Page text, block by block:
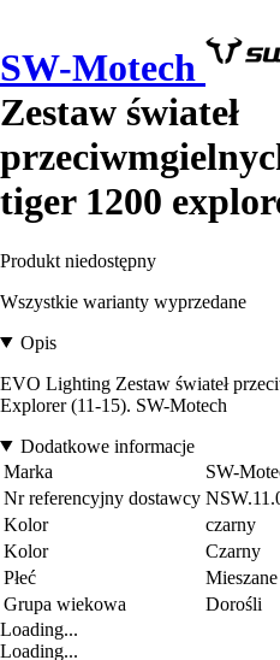
SW-Motech
Zestaw świateł
tiger 1200
Produkt niedostępny
Wszystkie warianty wyprzedane
Opis
EVO Lighting Zestaw świateł
Explorer (11-15). SW-Motech
Dodatkowe informacje
Marka
SW-
Nr referencyjny dostawcy
Kolor
czarny
Kolor
Czarny
Płeć
Mieszane
Grupa wiekowa
Dorośli
Loading...
Loading...